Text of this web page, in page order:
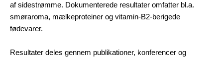
af sidestrømme. Dokumenterede resultater omfatter bl.a.
smøraroma, mælkeproteiner og vitamin-B2-berigede
fødevarer.
Resultater deles gennem publikationer, konferencer og